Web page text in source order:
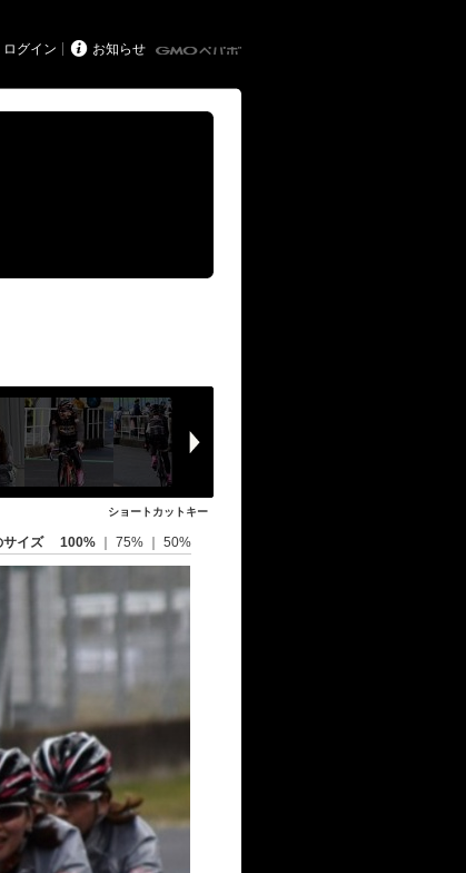
ログイン  お知らせ
ショートカットキー
サイズ 100% 75% 50%